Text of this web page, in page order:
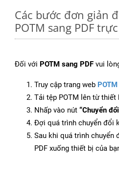
Các bước đơn giản
POTM sang PDF
Đối với POTM sang PDF vui
Truy cập trang web
Tải tệp POTM lên từ thiết
Nhấp vào nút “Chuyển
Đợi quá trình chuyển đổi
Sau khi quá trình chuyển
PDF xuống thiết bị của